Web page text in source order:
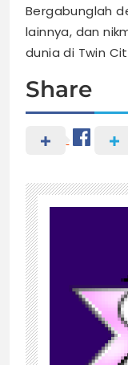
Bergabunglah
lainnya, dan
dunia di Twin
Share